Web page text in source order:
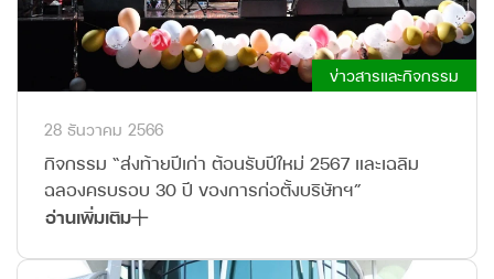
ข่าวสารและกิจกรรม
28 ธันวาคม 2566
กิจกรรม “ส่งท้ายปีเก่า ต้อนรับปีใหม่ 2567 และเฉลิม
ฉลองครบรอบ 30 ปี ของการก่อตั้งบริษัทฯ”
อ่านเพิ่มเติม